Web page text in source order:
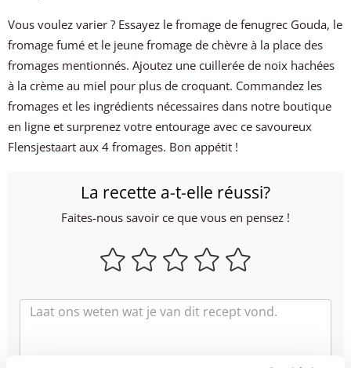
Vous voulez varier ? Essayez le fromage de fenugrec Gouda, le
fromage fumé et le jeune fromage de chèvre à la place des
fromages mentionnés. Ajoutez une cuillerée de noix hachées
à la crème au miel pour plus de croquant. Commandez les
fromages et les ingrédients nécessaires dans notre boutique
en ligne et surprenez votre entourage avec ce savoureux
Flensjestaart aux 4 fromages. Bon appétit !
La recette a-t-elle réussi?
Faites-nous savoir ce que vous en pensez !